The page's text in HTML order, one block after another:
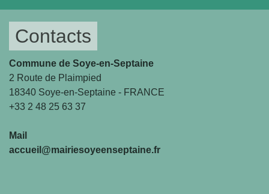
Contacts
Commune de Soye-en-Septaine
2 Route de Plaimpied
18340 Soye-en-Septaine - FRANCE
+33 2 48 25 63 37
Mail
accueil@mairiesoyeenseptaine.fr